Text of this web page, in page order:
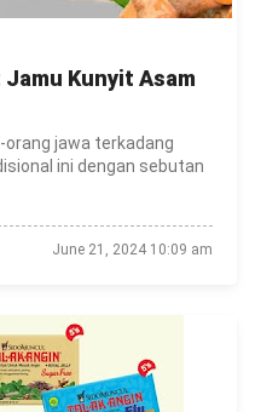
Kunyit Asam
jawa terkadang
ini dengan sebutan
June 21, 2024 10:09 am